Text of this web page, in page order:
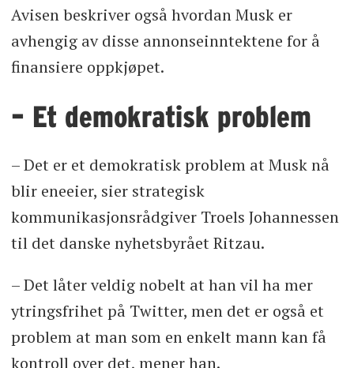
Avisen beskriver også hvordan Musk er
avhengig av disse annonseinntektene for å
finansiere oppkjøpet.
– Et demokratisk problem
– Det er et demokratisk problem at Musk nå
blir eneeier, sier strategisk
kommunikasjonsrådgiver Troels Johannessen
til det danske nyhetsbyrået Ritzau.
– Det låter veldig nobelt at han vil ha mer
ytringsfrihet på Twitter, men det er også et
problem at man som en enkelt mann kan få
kontroll over det, mener han.